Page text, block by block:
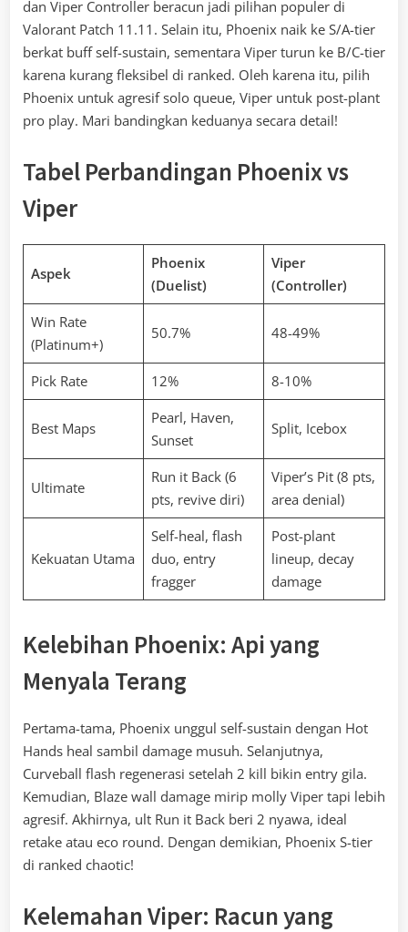
dan Viper Controller beracun jadi pilihan populer di
Valorant Patch 11.11. Selain itu, Phoenix naik ke S/A-tier
berkat buff self-sustain, sementara Viper turun ke B/C-tier
karena kurang fleksibel di ranked. Oleh karena itu, pilih
Phoenix untuk agresif solo queue, Viper untuk post-plant
pro play. Mari bandingkan keduanya secara detail!
Tabel Perbandingan Phoenix vs
Viper
Aspek
Phoenix
(Duelist)
Viper
(Controller)
Win Rate
(Platinum+)
50.7% 48-49%
Pick Rate 12% 8-10%
Best Maps
Pearl, Haven,
Sunset
Split, Icebox
Ultimate
Run it Back (6
pts, revive diri)
Viper’s Pit (8 pts,
area denial)
Kekuatan Utama
Self-heal, flash
duo, entry
fragger
Post-plant
lineup, decay
damage
Kelebihan Phoenix: Api yang
Menyala Terang
Pertama-tama, Phoenix unggul self-sustain dengan Hot
Hands heal sambil damage musuh. Selanjutnya,
Curveball flash regenerasi setelah 2 kill bikin entry gila.
Kemudian, Blaze wall damage mirip molly Viper tapi lebih
agresif. Akhirnya, ult Run it Back beri 2 nyawa, ideal
retake atau eco round. Dengan demikian, Phoenix S-tier
di ranked chaotic!
Kelemahan Viper: Racun yang